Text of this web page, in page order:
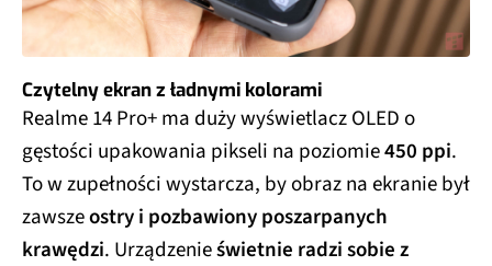
Czytelny ekran z ładnymi kolorami
Realme 14 Pro+ ma duży wyświetlacz OLED o
gęstości upakowania pikseli na poziomie450 ppi.
To w zupełności wystarcza, by obraz na ekranie był
zawszeostry i pozbawiony poszarpanych
krawędzi. Urządzenieświetnie radzi sobie z